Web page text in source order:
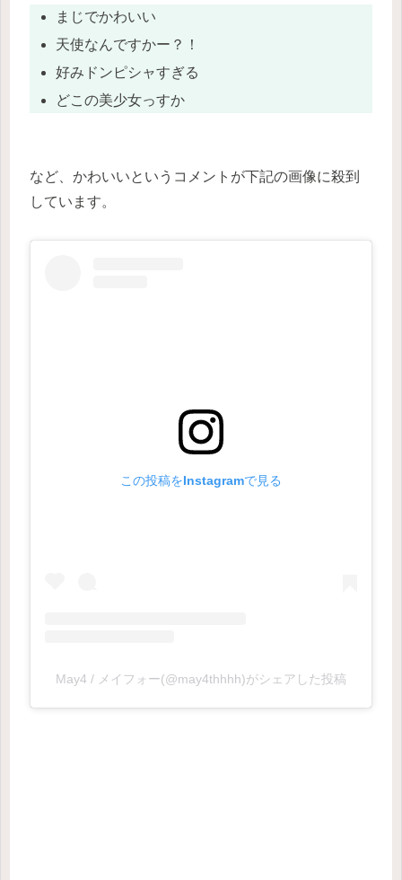
まじでかわいい
天使なんですかー？！
好みドンピシャすぎる
どこの美少女っすか
など、かわいいというコメントが下記の画像に殺到
しています。
この投稿をInstagramで見る
May4 / メイフォー(@may4thhhh)がシェアした投稿